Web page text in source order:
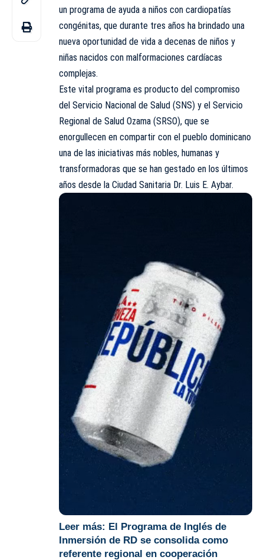
un programa de ayuda a niños con cardiopatías
congénitas, que durante tres años ha brindado una
nueva oportunidad de vida a decenas de niños y
niñas nacidos con malformaciones cardíacas
complejas.
Este vital programa es producto del compromiso
del Servicio Nacional de Salud (SNS) y el Servicio
Regional de Salud Ozama (SRSO), que se
enorgullecen en compartir con el pueblo dominicano
una de las iniciativas más nobles, humanas y
transformadoras que se han gestado en los últimos
años desde la Ciudad Sanitaria Dr. Luis E. Aybar.
Leer más: El Programa de Inglés de
Inmersión de RD se consolida como
referente regional en cooperación